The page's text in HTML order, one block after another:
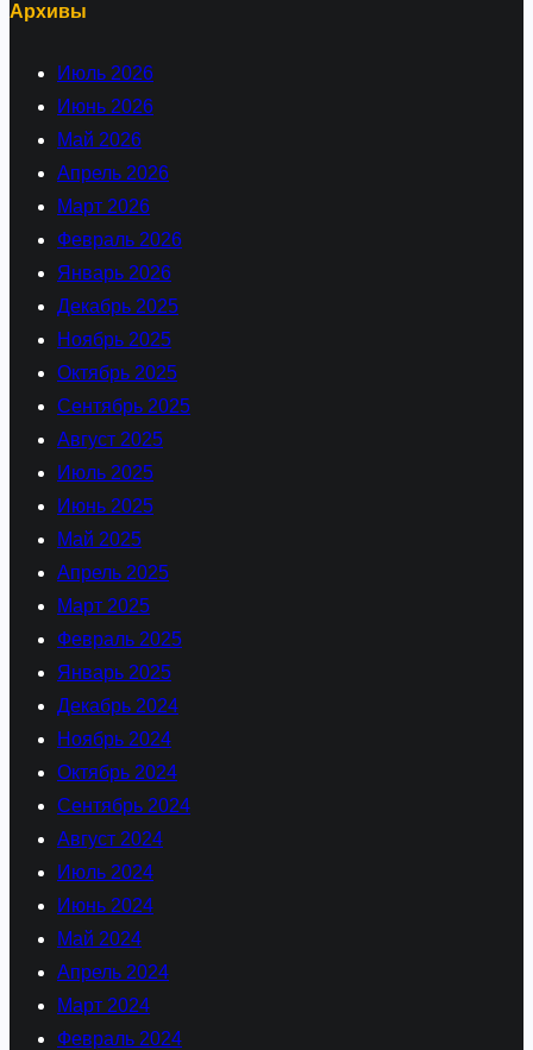
Архивы
Июль 2026
Июнь 2026
Май 2026
Апрель 2026
Март 2026
Февраль 2026
Январь 2026
Декабрь 2025
Ноябрь 2025
Октябрь 2025
Сентябрь 2025
Август 2025
Июль 2025
Июнь 2025
Май 2025
Апрель 2025
Март 2025
Февраль 2025
Январь 2025
Декабрь 2024
Ноябрь 2024
Октябрь 2024
Сентябрь 2024
Август 2024
Июль 2024
Июнь 2024
Май 2024
Апрель 2024
Март 2024
Февраль 2024